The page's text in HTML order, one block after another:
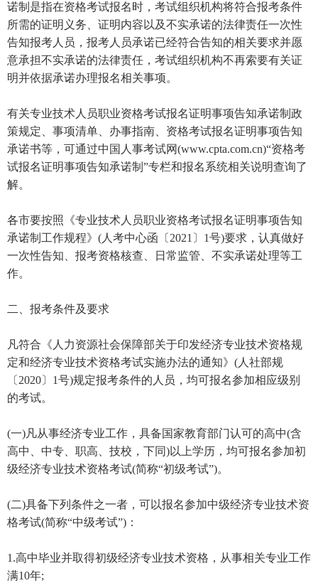
诺制是指在资格考试报名时，考试组织机构将符合报考条件
所需的证明义务、证明内容以及不实承诺的法律责任一次性
告知报考人员，报考人员承诺已经符合告知的相关要求并愿
意承担不实承诺的法律责任，考试组织机构不再索要有关证
明并依据承诺办理报名相关事项。
有关专业技术人员职业资格考试报名证明事项告知承诺制政
策规定、事项清单、办事指南、资格考试报名证明事项告知
承诺书等，可通过中国人事考试网(www.cpta.com.cn)“资格考
试报名证明事项告知承诺制”专栏和报名系统相关说明查询了
解。
各市要按照《专业技术人员职业资格考试报名证明事项告知
承诺制工作规程》(人考中心函〔2021〕1号)要求，认真做好
一次性告知、报考资格核查、日常监管、不实承诺处理等工
作。
二、报考条件及要求
凡符合《人力资源社会保障部关于印发经济专业技术资格规
定和经济专业技术资格考试实施办法的通知》(人社部规
〔2020〕1号)规定报考条件的人员，均可报名参加相应级别
的考试。
(一)凡从事经济专业工作，具备国家教育部门认可的高中(含
高中、中专、职高、技校，下同)以上学历，均可报名参加初
级经济专业技术资格考试(简称“初级考试”)。
(二)具备下列条件之一者，可以报名参加中级经济专业技术资
格考试(简称“中级考试”)：
1.高中毕业并取得初级经济专业技术资格，从事相关专业工作
满10年;